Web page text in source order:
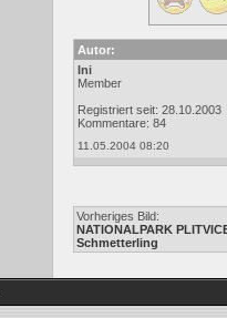
Autor:
Ini
Member
Registriert seit: 28.10.2003
Kommentare: 84
11.05.2004 08:20
Vorheriges Bild:
NATIONALPARK
Schmetterling